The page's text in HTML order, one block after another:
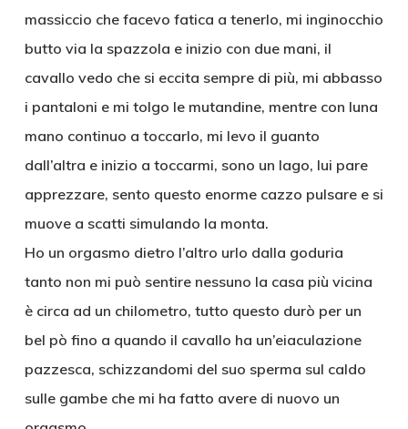
massiccio che facevo fatica a tenerlo, mi inginocchio
butto via la spazzola e inizio con due mani, il
cavallo vedo che si eccita sempre di più, mi abbasso
i pantaloni e mi tolgo le mutandine, mentre con luna
mano continuo a toccarlo, mi levo il guanto
dall’altra e inizio a toccarmi, sono un lago, lui pare
apprezzare, sento questo enorme cazzo pulsare e si
muove a scatti simulando la monta.
Ho un orgasmo dietro l’altro urlo dalla goduria
tanto non mi può sentire nessuno la casa più vicina
è circa ad un chilometro, tutto questo durò per un
bel pò fino a quando il cavallo ha un’eiaculazione
pazzesca, schizzandomi del suo sperma sul caldo
sulle gambe che mi ha fatto avere di nuovo un